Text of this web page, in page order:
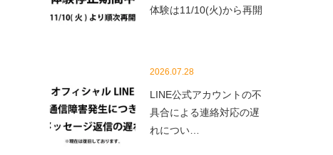
体験は11/10(火)から再開
2026.07.28
LINE公式アカウントの不
具合による連絡対応の遅
れについ…